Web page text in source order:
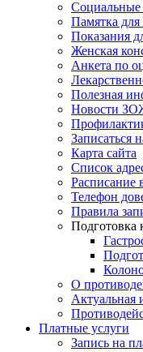
Социальные
Памятка
Показания
Женская
Анкета по
Полезная
Новости
Записаться
Карта сайта
Список
Расписание
Телефон
Правила
Подготовка
О
Актуальная
Платные услуги
Запись на